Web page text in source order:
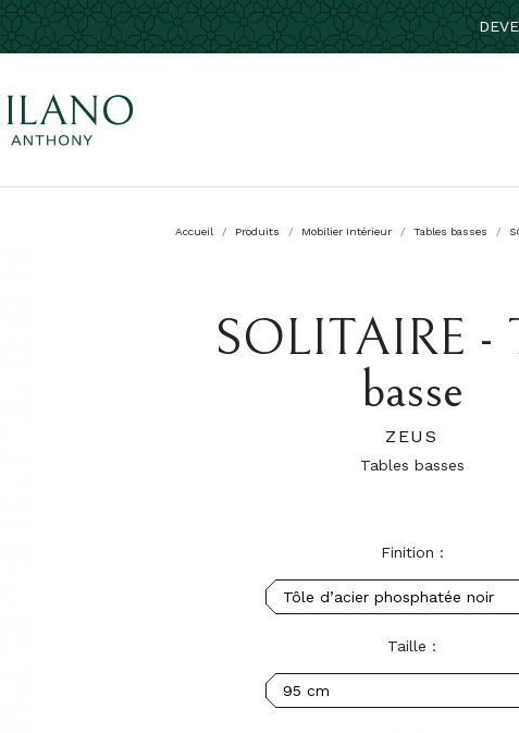
Accueil Produits Mobilier Intérieur Tables basses
SOLITAIRE -
basse
ZEUS
Tables basses
Finition :
Taille :